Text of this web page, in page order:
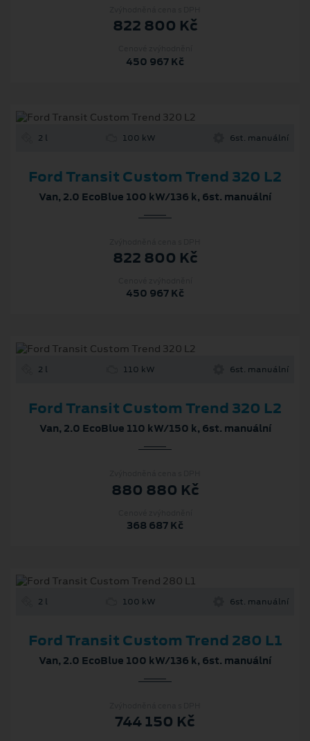
822 800 Kč
450 967 Kč
2 l 100 kW 6st. manuální
Ford Transit Custom Trend 320 L2
Van, 2.0 EcoBlue 100 kW/136 k, 6st. manuální
822 800 Kč
450 967 Kč
2 l 110 kW 6st. manuální
Ford Transit Custom Trend 320 L2
Van, 2.0 EcoBlue 110 kW/150 k, 6st. manuální
880 880 Kč
368 687 Kč
2 l 100 kW 6st. manuální
Ford Transit Custom Trend 280 L1
Van, 2.0 EcoBlue 100 kW/136 k, 6st. manuální
744 150 Kč